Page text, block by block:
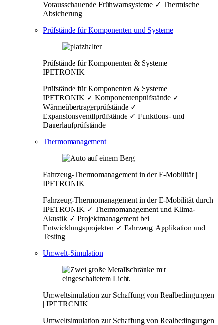
Vorausschauende Frühwarnsysteme ✓ Thermische
Absicherung
Prüfstände für Komponenten und Systeme
Prüfstände für Komponenten & Systeme |
IPETRONIK
Prüfstände für Komponenten & Systeme |
IPETRONIK ✓ Komponentenprüfstände ✓
Wärmeübertragerprüfstände ✓
Expansionsventilprüfstände ✓ Funktions- und
Dauerlaufprüfstände
Thermomanagement
Fahrzeug-Thermomanagement in der E-Mobilität |
IPETRONIK
Fahrzeug-Thermomanagement in der E-Mobilität durch
IPETRONIK ✓ Thermomanagement und Klima-
Akustik ✓ Projektmanagement bei
Entwicklungsprojekten ✓ Fahrzeug-Applikation und -
Testing
Umwelt-Simulation
Umweltsimulation zur Schaffung von Realbedingungen
| IPETRONIK
Umweltsimulation zur Schaffung von Realbedingungen